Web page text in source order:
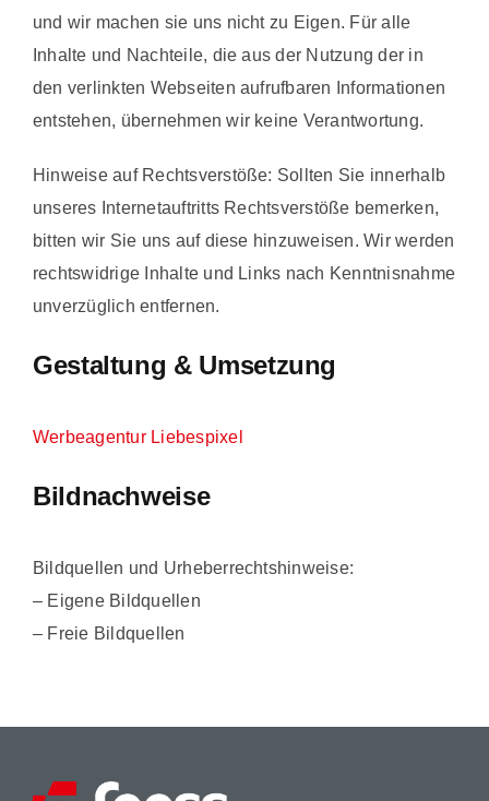
und wir machen sie uns nicht zu Eigen. Für alle
Inhalte und Nachteile, die aus der Nutzung der in
den verlinkten Webseiten aufrufbaren Informationen
entstehen, übernehmen wir keine Verantwortung.
Hinweise auf Rechtsverstöße: Sollten Sie innerhalb
unseres Internetauftritts Rechtsverstöße bemerken,
bitten wir Sie uns auf diese hinzuweisen. Wir werden
rechtswidrige Inhalte und Links nach Kenntnisnahme
unverzüglich entfernen.
Gestaltung & Umsetzung
Werbeagentur Liebespixel
Bildnachweise
Bildquellen und Urheberrechtshinweise:
– Eigene Bildquellen
– Freie Bildquellen